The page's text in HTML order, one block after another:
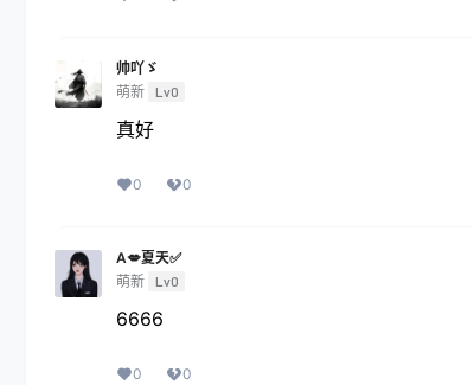
帅吖ゞ
萌新 Lv0
真好
0 0
A💋夏天✅
萌新 Lv0
6666
0 0